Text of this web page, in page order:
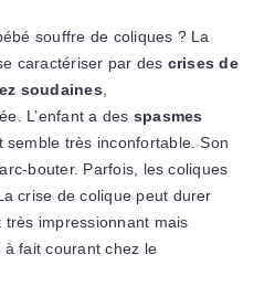
souffre de coliques ? La
caractériser par des crises de
soudaines
L’enfant a des spasmes
semble très inconfortable. Son
bouter. Parfois, les coliques
crise de colique peut durer
très impressionnant mais
à fait courant chez le